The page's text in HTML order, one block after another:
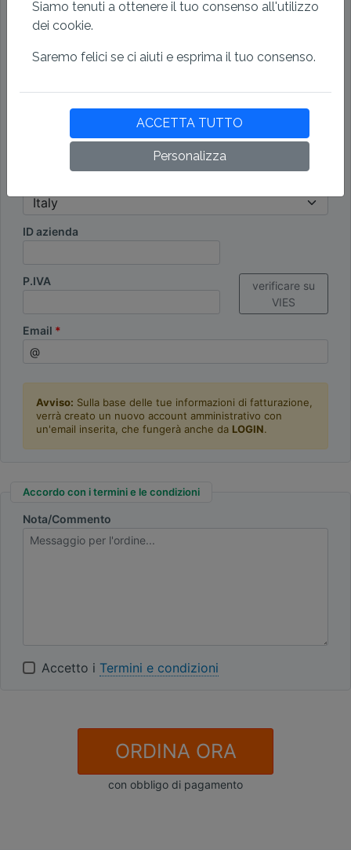
ID azienda
P.IVA
verificare su
VIES
Email
Avviso: Sulla base delle tue informazioni di fatturazione,
verrà creato un nuovo account amministrativo con
un'email inserita, che fungerà anche da LOGIN.
Accordo con i termini e le condizioni
Nota/Commento
Accetto i Termini e condizioni
ORDINA ORA
con obbligo di pagamento
Siamo tenuti a ottenere il tuo consenso all'utilizzo
dei cookie.
Saremo felici se ci aiuti e esprima il tuo consenso.
ACCETTA TUTTO
Personalizza